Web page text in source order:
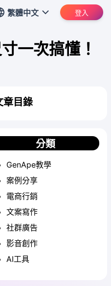
繁體中文 登入
一次搞懂！
章目錄
分類
GenApe教學
案例分享
電商行銷
文案寫作
社群廣告
影音創作
AI工具